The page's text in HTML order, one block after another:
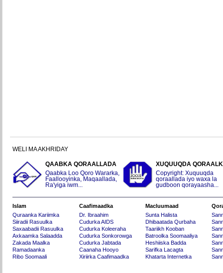
WELI MA AKHRIDAY
QAABKA QORAALLADA
Qaabka Loo Qoro Wararka,
Faallooyinka, Maqaallada,
Ra'yiga iwm...
XUQUUQDA
Copyright: Xuquuqda
qoraallada iyo waxa la
gudboon qorayaasha...
Islam
Quraanka Kariimka
Siiradii Rasuulka
Saxaabadii Rasuulka
Axkaamka Salaadda
Zakada Maalka
Ramadaanka
Ribo Soomaali
Caafimaadka
Dr. Ibraahim
Cudurka AIDS
Cudurka Koleeraha
Cudurka Sonkorowga
Cudurka Jabtada
Caanaha Hooyo
Xiriirka Caafimaadka
Macluumaad
Sunta Halista
Dhibaatada Qurbaha
Taariikh Kooban
Batroolka Soomaaliya
Heshiiska Badda
Sarifka Lacagta
Khatarta Internetka